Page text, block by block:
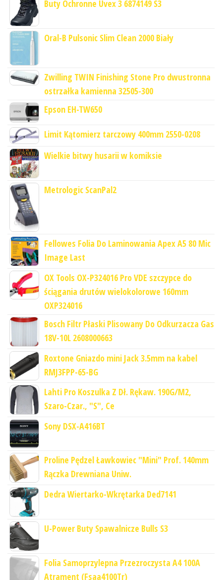
Buty Ochronne Uvex 3 6874149 S3
Oral-B Pulsonic Slim Clean 2000 Biały
Zwilling TWIN Finishing Stone Pro dwustronna
ostrzałka kamienna 32505-300
Epson EH-TW650
Limit Kątomierz tarczowy 400mm 2550-0208
Wielkie bitwy husarii w komiksie
Metrologic ScanPal2
Fellowes Folia Do Laminowania Apex A5 80 Mic
Image Last
OX Tools OX-P324016 Pro VDE szczypce do
ściągania drutów wielokolorowe 160mm
OXP324016
Bosch Filtr Płaski Plisowany Do Odkurzacza Gas
18V-10L 2608000663
Roxtone Gniazdo mini Jack 3.5mm na kabel
RMJ3FPP-65-BG
Lahti Pro Koszulka Z Dł. Rękaw. 190G/M2,
Szaro-Czar., "S", Ce
Sony DSX-A416BT
Proline Pędzel Ławkowiec "Mini" Prof. 140mm
Rączka Drewniana Uniw.
Dedra Wiertarko-Wkrętarka Ded7141
U-Power Buty Spawalnicze Bulls S3
Folia Samoprzylepna Przezroczysta A4 100A
Atrament (Fsaa4100Tr)